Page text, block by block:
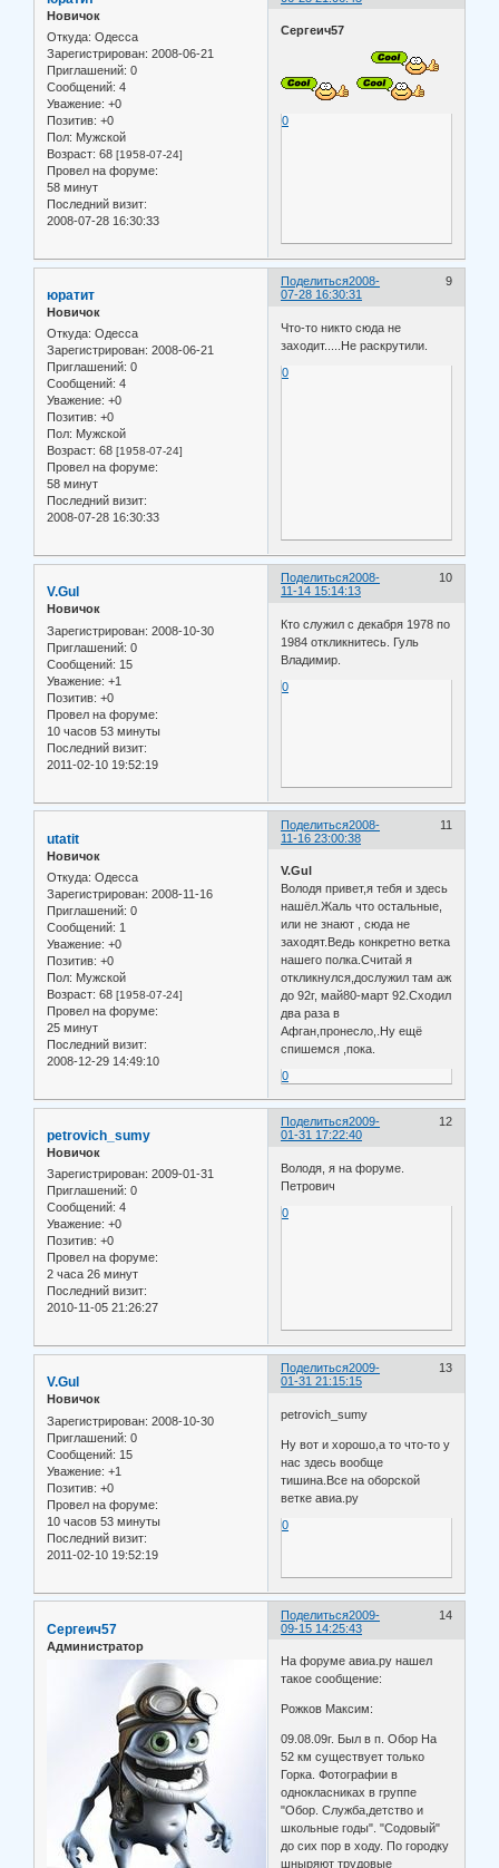
Новичок
Откуда: Одесса
Зарегистрирован: 2008-06-21
Приглашений: 0
Сообщений: 4
Уважение: +0
Позитив: +0
Пол: Мужской
Возраст: 68 [1958-07-24]
Провел на форуме:
58 минут
Последний визит:
2008-07-28 16:30:33
Сергеич57
0
Поделиться 9
2008-
07-28 16:30:31
юратит
Новичок
Откуда: Одесса
Зарегистрирован: 2008-06-21
Приглашений: 0
Сообщений: 4
Уважение: +0
Позитив: +0
Пол: Мужской
Возраст: 68 [1958-07-24]
Провел на форуме:
58 минут
Последний визит:
2008-07-28 16:30:33
Что-то никто сюда не
заходит.....Не раскрутили.
0
Поделиться 10
2008-
11-14 15:14:13
V.Gul
Новичок
Зарегистрирован: 2008-10-30
Приглашений: 0
Сообщений: 15
Уважение: +1
Позитив: +0
Провел на форуме:
10 часов 53 минуты
Последний визит:
2011-02-10 19:52:19
Кто служил с декабря 1978 по
1984 откликнитесь. Гуль
Владимир.
0
Поделиться 11
2008-
11-16 23:00:38
utatit
Новичок
Откуда: Одесса
Зарегистрирован: 2008-11-16
Приглашений: 0
Сообщений: 1
Уважение: +0
Позитив: +0
Пол: Мужской
Возраст: 68 [1958-07-24]
Провел на форуме:
25 минут
Последний визит:
2008-12-29 14:49:10
V.Gul
Володя привет,я тебя и здесь
нашёл.Жаль что остальные,
или не знают , сюда не
заходят.Ведь конкретно ветка
нашего полка.Считай я
откликнулся,дослужил там аж
до 92г, май80-март 92.Сходил
два раза в
Афган,пронесло,.Ну ещё
спишемся ,пока.
0
Поделиться 12
2009-
01-31 17:22:40
petrovich_sumy
Новичок
Зарегистрирован: 2009-01-31
Приглашений: 0
Сообщений: 4
Уважение: +0
Позитив: +0
Провел на форуме:
2 часа 26 минут
Последний визит:
2010-11-05 21:26:27
Володя, я на форуме.
Петрович
0
Поделиться 13
2009-
01-31 21:15:15
V.Gul
Новичок
Зарегистрирован: 2008-10-30
Приглашений: 0
Сообщений: 15
Уважение: +1
Позитив: +0
Провел на форуме:
10 часов 53 минуты
Последний визит:
2011-02-10 19:52:19
petrovich_sumy
Ну вот и хорошо,а то что-то у
нас здесь вообще
тишина.Все на оборской
ветке авиа.ру
0
Поделиться 14
2009-
09-15 14:25:43
Сергеич57
Администратор
На форуме авиа.ру нашел
такое сообщение:
Рожков Максим:
09.08.09г. Был в п. Обор На
52 км существует только
Горка. Фотографии в
однокласниках в группе
"Обор. Служба,детство и
школьные годы". "Содовый"
до сих пор в ходу. По городку
шныряют трудовые